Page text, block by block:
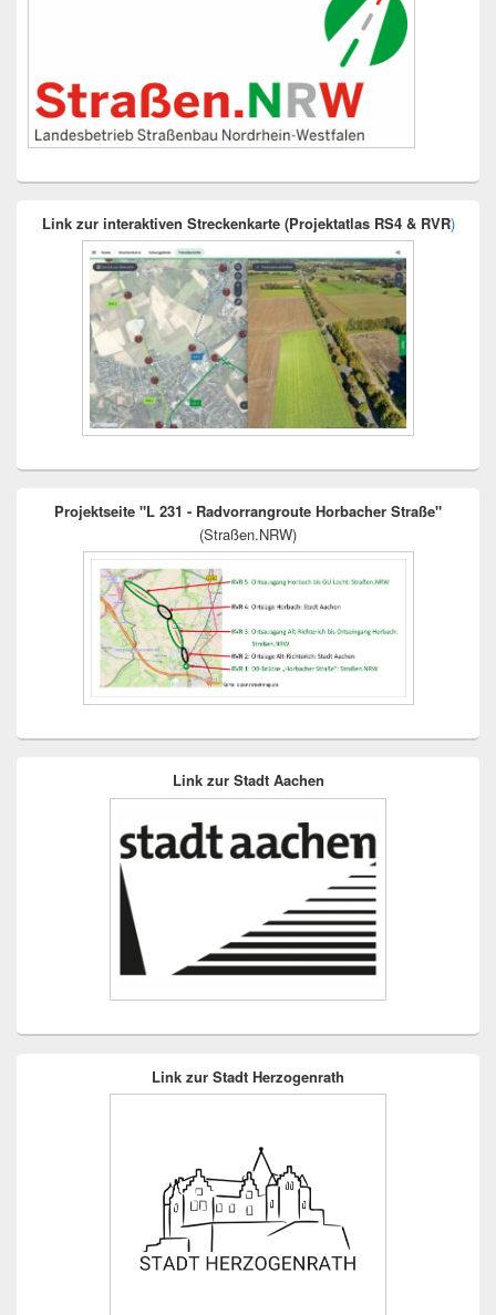
Link zur interaktiven Streckenkarte (Projektatlas RS4 & RVR)
Projektseite "L 231 - Radvorrangroute Horbacher Straße"
(Straßen.NRW)
Link zur Stadt Aachen
Link zur Stadt Herzogenrath